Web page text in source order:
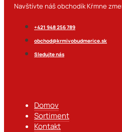
Navštívte náš obchodík Kŕmne
+421 948 256 789
obchod@krmivobudmerice.sk
Sledujte nás
Domov
Sortiment
Kontakt